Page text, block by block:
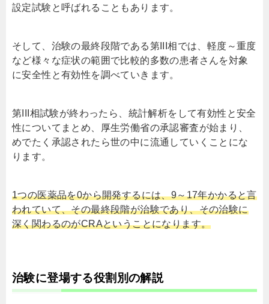
設定試験と呼ばれることもあります。
そして、治験の最終段階である第III相では、軽度～重度
など様々な症状の範囲で比較的多数の患者さんを対象
に安全性と有効性を調べていきます。
第III相試験が終わったら、統計解析をして有効性と安全
性についてまとめ、厚生労働省の承認審査が始まり、
めでたく承認されたら世の中に流通していくことにな
ります。
1つの医薬品を0から開発するには、9～17年かかると言
われていて、その最終段階が治験であり、その治験に
深く関わるのがCRAということになります。
治験に登場する役割別の解説